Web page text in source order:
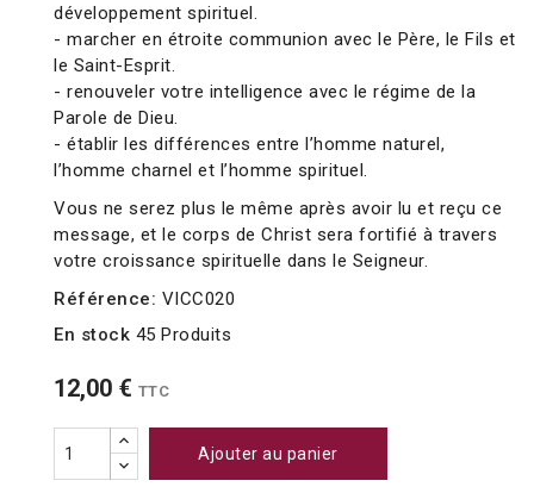
développement spirituel.
- marcher en étroite communion avec le Père, le Fils et
le Saint-Esprit.
- renouveler votre intelligence avec le régime de la
Parole de Dieu.
- établir les différences entre l’homme naturel,
l’homme charnel et l’homme spirituel.
Vous ne serez plus le même après avoir lu et reçu ce
message, et le corps de Christ sera fortifié à travers
votre croissance spirituelle dans le Seigneur.
Référence: VICC020
En stock 45 Produits
12,00 € TTC
Ajouter au panier